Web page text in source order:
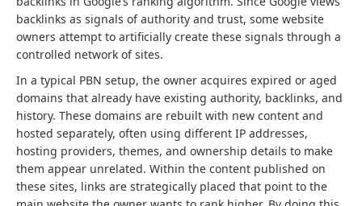
backlinks as signals of authority and trust, some website
owners attempt to artificially create these signals through a
controlled network of sites.
In a typical PBN setup, the owner acquires expired or aged
domains that already have existing authority, backlinks, and
history. These domains are rebuilt with new content and
hosted separately, often using different IP addresses,
hosting providers, themes, and ownership details to make
them appear unrelated. Within the content published on
these sites, links are strategically placed that point to the